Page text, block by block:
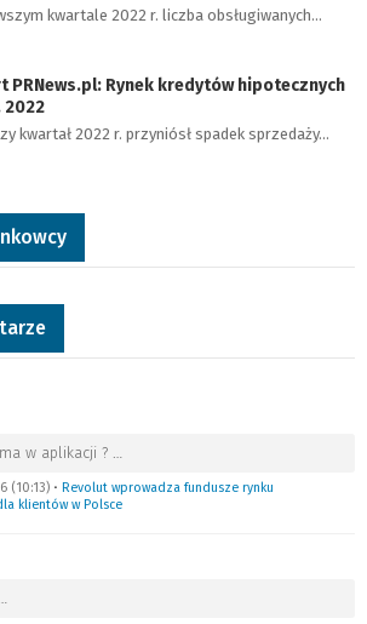
kwartale 2022 r. liczba obsługiwanych…
PRNews.pl: Rynek kredytów hipotecznych
2022
kwartał 2022 r. przyniósł spadek sprzedaży…
w aplikacji ? …
(10:13) • Revolut wprowadza fundusze rynku
klientów w Polsce
…